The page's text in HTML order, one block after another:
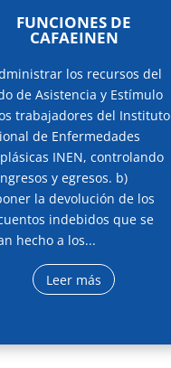
FUNCIONES DE
CAFAEINEN
los recursos del
de Asistencia y Estímulo
trabajadores del Instituto
de Enfermedades
INEN, controlando
y egresos. b)
la devolución de los
indebidos que se
hecho a los...
Leer más